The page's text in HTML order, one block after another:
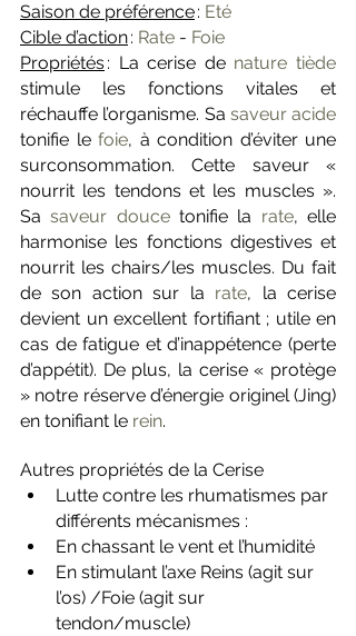
Saison de préférence : Eté
Cible d’action : Rate - Foie
Propriétés : La cerise de nature tiède
stimule les fonctions vitales et
réchauffe l’organisme. Sa saveur acide
tonifie le foie, à condition d’éviter une
surconsommation. Cette saveur «
nourrit les tendons et les muscles ».
Sa saveur douce tonifie la rate, elle
harmonise les fonctions digestives et
nourrit les chairs/les muscles. Du fait
de son action sur la rate, la cerise
devient un excellent fortifiant ; utile en
cas de fatigue et d’inappétence (perte
d’appétit). De plus, la cerise « protège
» notre réserve d’énergie originel (Jing)
en tonifiant le rein.
Autres propriétés de la Cerise
Lutte contre les rhumatismes par
différents mécanismes :
En chassant le vent et l’humidité
En stimulant l’axe Reins (agit sur
l’os) /Foie (agit sur
tendon/muscle)